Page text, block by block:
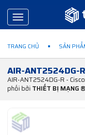
Toggle
navigation
TRANG CHỦ SẢN
AIR-ANT2524DG-R
AIR-ANT2524DG-R -
phối bởi THIẾT BỊ MẠNG ®